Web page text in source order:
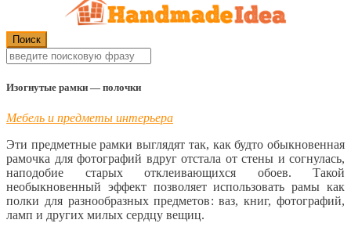
Изогнутые рамки — полочки
Мебель и предметы интерьера
Эти предметные рамки выглядят так, как будто обыкновенная
рамочка для фотографий вдруг отстала от стены и согнулась,
наподобие старых отклеивающихся обоев. Такой
необыкновенный эффект позволяет использовать рамы как
полки для разнообразных предметов: ваз, книг, фотографий,
ламп и других милых сердцу вещиц.